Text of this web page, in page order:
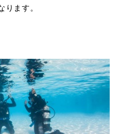
ます。